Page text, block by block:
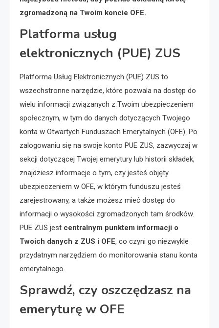
zgromadzoną na Twoim koncie OFE.
Platforma usług
elektronicznych (PUE) ZUS
Platforma Usług Elektronicznych (PUE) ZUS to
wszechstronne narzędzie, które pozwala na dostęp do
wielu informacji związanych z Twoim ubezpieczeniem
społecznym, w tym do danych dotyczących Twojego
konta w Otwartych Funduszach Emerytalnych (OFE). Po
zalogowaniu się na swoje konto PUE ZUS, zazwyczaj w
sekcji dotyczącej Twojej emerytury lub historii składek,
znajdziesz informacje o tym, czy jesteś objęty
ubezpieczeniem w OFE, w którym funduszu jesteś
zarejestrowany, a także możesz mieć dostęp do
informacji o wysokości zgromadzonych tam środków.
PUE ZUS jest centralnym punktem informacji o
Twoich danych z ZUS i OFE, co czyni go niezwykle
przydatnym narzędziem do monitorowania stanu konta
emerytalnego.
Sprawdź, czy oszczędzasz na
emeryturę w OFE